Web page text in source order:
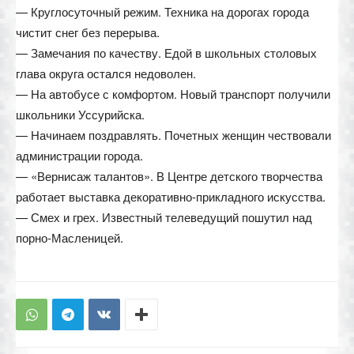
— Круглосуточный режим. Техника на дорогах города
чистит снег без перерыва.
— Замечания по качеству. Едой в школьных столовых
глава округа остался недоволен.
— На автобусе с комфортом. Новый транспорт получили
школьники Уссурийска.
— Начинаем поздравлять. Почетных женщин чествовали
администрации города.
— «Вернисаж талантов». В Центре детского творчества
работает выставка декоративно-прикладного искусства.
— Смех и грех. Известный телеведущий пошутил над
порно-Масленицей.